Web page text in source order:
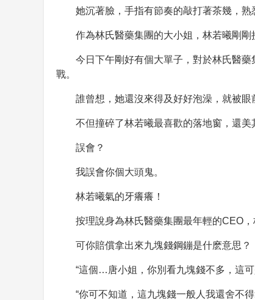
她沉著臉，手指有節奏的敲打著茶幾，熟
作為林氏醫藥集團的大小姐，林若曦剛剛
今日下午剛好有個大單子，對於林氏醫
戰。
誰曾想，她還沒來得及好好泡澡，就被眼
不但撞碎了林若曦最喜歡的落地窗，還美
誤會？
我誤會你個大頭鬼。
林若曦氣的牙癢癢！
按理說身為林氏醫藥集團最年輕的CEO
可你賠償拿出來九塊錢鋼鏰是什麽意思？
“這個…唐小姐，你別看九塊錢不多，這
“你可不知道，這九塊錢一般人我還舍不